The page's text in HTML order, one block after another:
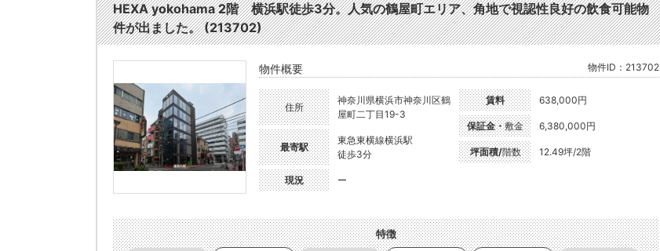
HEXA yokohama 2階 横浜駅徒歩3分。人気の鶴屋町エリア、角地で視認性良好の飲食可能物
件が出ました。 (213702)
物件概要 物件ID：213702
住所
神奈川県横浜市神奈川区鶴
屋町二丁目19-3
最寄駅
東急東横線横浜駅
徒歩3分
現況 ー
賃料 638,000円
保証金・敷金 6,380,000円
坪面積/階数 12.49坪/2階
特徴